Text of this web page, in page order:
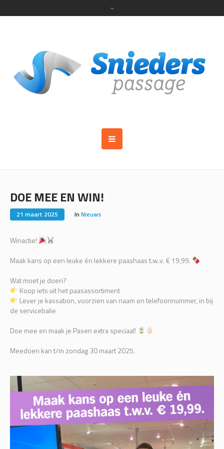
DOE MEE EN WIN!
21 maart 2025 In Nieuws
Winactie!
Maak kans op een leuke én lekkere paashaas t.w.v. € 19,99.
Wat moet je doen?
Koop iets uit het paasassortiment
Lever je kassabon, voorzien van naam en telefoonnummer, in bij
de servicebalie
Doe mee en maak je Pasen extra speciaal!
Meedoen kan t/m zondag 30 maart 2025.